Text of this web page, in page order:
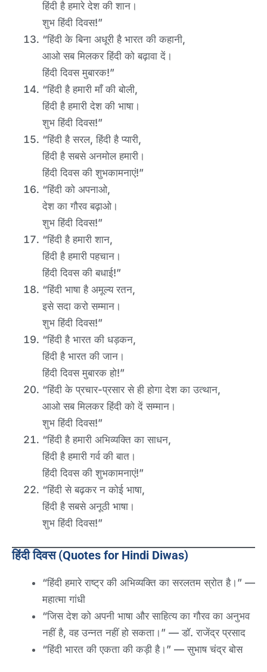
हिंदी है हमारे देश की शान।
शुभ हिंदी दिवस!”
“हिंदी के बिना अधूरी है भारत की कहानी,
आओ सब मिलकर हिंदी को बढ़ावा दें।
हिंदी दिवस मुबारक!”
“हिंदी है हमारी माँ की बोली,
हिंदी है हमारी देश की भाषा।
शुभ हिंदी दिवस!”
“हिंदी है सरल, हिंदी है प्यारी,
हिंदी है सबसे अनमोल हमारी।
हिंदी दिवस की शुभकामनाएं!”
“हिंदी को अपनाओ,
देश का गौरव बढ़ाओ।
शुभ हिंदी दिवस!”
“हिंदी है हमारी शान,
हिंदी है हमारी पहचान।
हिंदी दिवस की बधाई!”
“हिंदी भाषा है अमूल्य रतन,
इसे सदा करो सम्मान।
शुभ हिंदी दिवस!”
“हिंदी है भारत की धड़कन,
हिंदी है भारत की जान।
हिंदी दिवस मुबारक हो!”
“हिंदी के प्रचार-प्रसार से ही होगा देश का उत्थान,
आओ सब मिलकर हिंदी को दें सम्मान।
शुभ हिंदी दिवस!”
“हिंदी है हमारी अभिव्यक्ति का साधन,
हिंदी है हमारी गर्व की बात।
हिंदी दिवस की शुभकामनाएं!”
“हिंदी से बढ़कर न कोई भाषा,
हिंदी है सबसे अनूठी भाषा।
शुभ हिंदी दिवस!”
हिंदी दिवस (Quotes for Hindi Diwas)
“हिंदी हमारे राष्ट्र की अभिव्यक्ति का सरलतम स्रोत है।” —
महात्मा गांधी
“जिस देश को अपनी भाषा और साहित्य का गौरव का अनुभव
नहीं है, वह उन्नत नहीं हो सकता।” — डॉ. राजेंद्र प्रसाद
“हिंदी भारत की एकता की कड़ी है।” — सुभाष चंद्र बोस